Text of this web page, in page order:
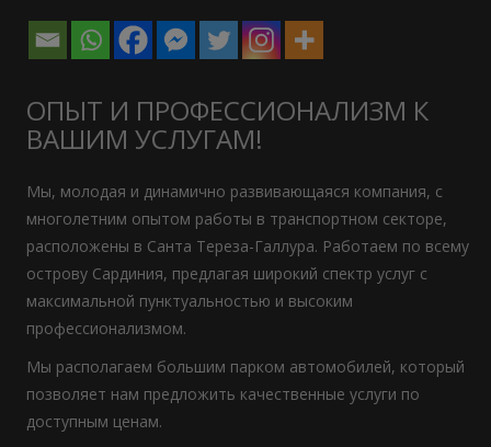
ОПЫТ И ПРОФЕССИОНАЛИЗМ К
ВАШИМ УСЛУГАМ!
Мы, молодая и динамично развивающаяся компания, с
многолетним опытом работы в транспортном секторе,
расположены в Санта Тереза-Галлура. Работаем по всему
острову Сардиния, предлагая широкий спектр услуг с
максимальной пунктуальностью и высоким
профессионализмом.
Мы располагаем большим парком автомобилей, который
позволяет нам предложить качественные услуги по
доступным ценам.